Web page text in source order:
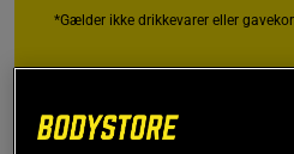
*Gælder ikke drikkevarer eller
Gratis fragt over 349 kr